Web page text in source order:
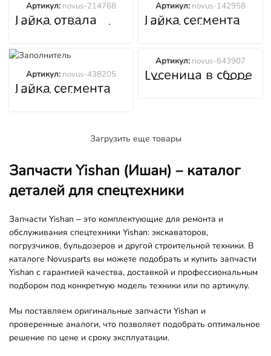
Гайка отвала
YISHAN (Ишан)
Артикул: novus-214768
Гайка сегмента
YISHAN (Ишан)
Артикул: novus-142958
Гайка сегмента
YISHAN (Ишан)
Артикул: novus-438205 Гусеница в сборе
37L звеньев 510
Артикул: novus-643907
Загрузить еще товары
Запчасти Yishan (Ишан) – каталог
деталей для спецтехники
Запчасти Yishan – это комплектующие для ремонта и
обслуживания спецтехники Yishan: экскаваторов,
погрузчиков, бульдозеров и другой строительной техники. В
каталоге Novusparts вы можете подобрать и купить запчасти
Yishan с гарантией качества, доставкой и профессиональным
подбором под конкретную модель техники или по артикулу.
Мы поставляем оригинальные запчасти Yishan и
проверенные аналоги, что позволяет подобрать оптимальное
решение по цене и сроку эксплуатации.